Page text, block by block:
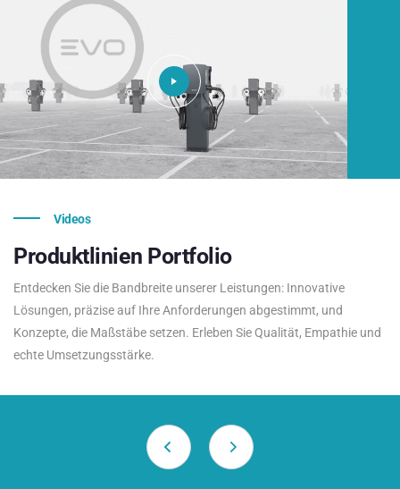
Videos
Produktlinien Portfolio
Entdecken Sie die Bandbreite unserer Leistungen: Innovative
Lösungen, präzise auf Ihre Anforderungen abgestimmt, und
Konzepte, die Maßstäbe setzen. Erleben Sie Qualität, Empathie und
echte Umsetzungsstärke.